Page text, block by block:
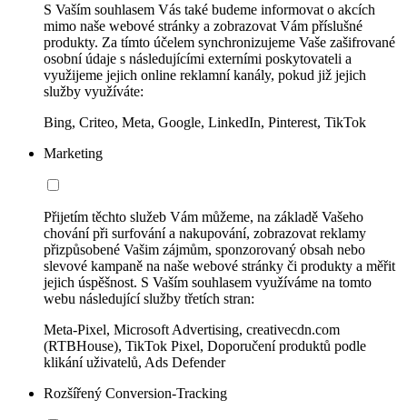
S Vaším souhlasem Vás také budeme informovat o akcích
mimo naše webové stránky a zobrazovat Vám příslušné
produkty. Za tímto účelem synchronizujeme Vaše zašifrované
osobní údaje s následujícími externími poskytovateli a
využijeme jejich online reklamní kanály, pokud již jejich
služby využíváte:
Bing, Criteo, Meta, Google, LinkedIn, Pinterest, TikTok
Marketing
Přijetím těchto služeb Vám můžeme, na základě Vašeho
chování při surfování a nakupování, zobrazovat reklamy
přizpůsobené Vašim zájmům, sponzorovaný obsah nebo
slevové kampaně na naše webové stránky či produkty a měřit
jejich úspěšnost. S Vaším souhlasem využíváme na tomto
webu následující služby třetích stran:
Meta-Pixel, Microsoft Advertising, creativecdn.com
(RTBHouse), TikTok Pixel, Doporučení produktů podle
klikání uživatelů, Ads Defender
Rozšířený Conversion-Tracking